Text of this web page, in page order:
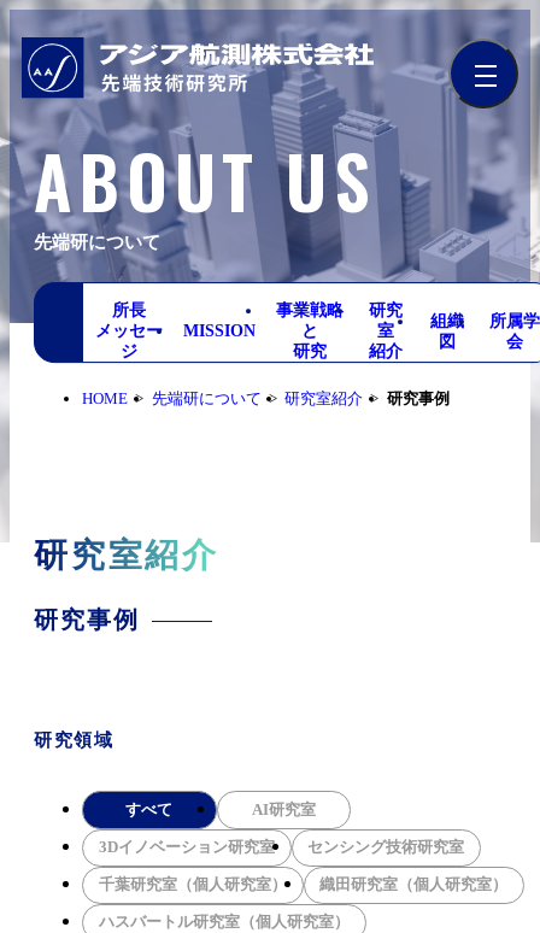
ABOUT US
先端研について
所長
メッセー
ジ
MISSION
事業戦略
と
研究
研究
室
紹介
組織
図
所属学
会
HOME 先端研について 研究室紹介 研究事例
研究室紹介
研究事例
研究領域
すべて AI研究室
3Dイノベーション研究室 センシング技術研究室
千葉研究室（個人研究室） 織田研究室（個人研究室）
ハスバートル研究室（個人研究室）